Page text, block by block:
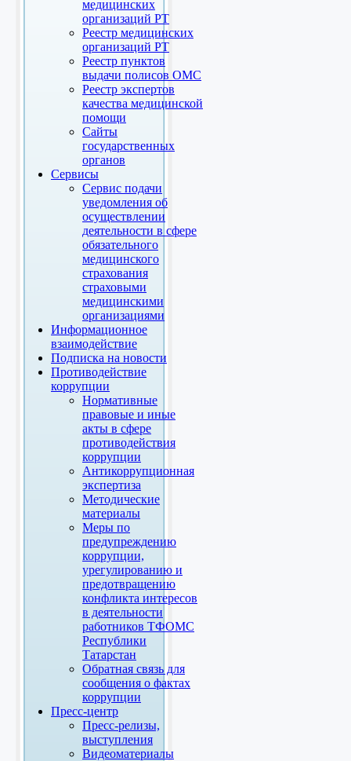
медицинских
организаций РТ
Реестр медицинских
организаций РТ
Реестр пунктов
выдачи полисов ОМС
Реестр экспертов
качества медицинской
помощи
Сайты
государственных
органов
Сервисы
Сервис подачи
уведомления об
осуществлении
деятельности в сфере
обязательного
медицинского
страхования
страховыми
медицинскими
организациями
Информационное
взаимодействие
Подписка на новости
Противодействие
коррупции
Нормативные
правовые и иные
акты в сфере
противодействия
коррупции
Антикоррупционная
экспертиза
Методические
материалы
Меры по
предупреждению
коррупции,
урегулированию и
предотвращению
конфликта интересов
в деятельности
работников ТФОМС
Республики
Татарстан
Обратная связь для
сообщения о фактах
коррупции
Пресс-центр
Пресс-релизы,
выступления
Видеоматериалы